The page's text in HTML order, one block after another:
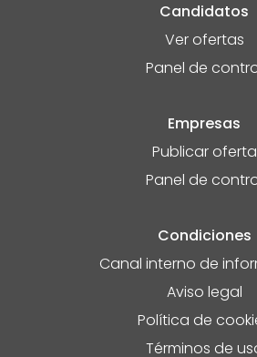
Candidatos
Ver ofertas
Panel de
Empresas
Publicar oferta
Panel de
Condiciones
Canal interno de
Aviso legal
Política de
Términos de